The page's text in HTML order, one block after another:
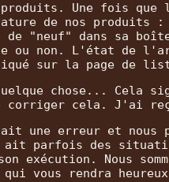
produits. Une fois
de nos produits :
"neuf" dans sa
ou non. L'état de
sur la page de
chose... Cela
corriger cela. J'ai
une erreur et nous
ait parfois des
exécution. Nous
vous rendra